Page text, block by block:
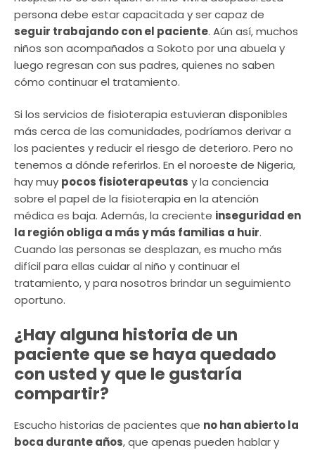
persona debe estar capacitada y ser capaz de
seguir trabajando con el paciente. Aún así, muchos
niños son acompañados a Sokoto por una abuela y
luego regresan con sus padres, quienes no saben
cómo continuar el tratamiento.
Si los servicios de fisioterapia estuvieran disponibles
más cerca de las comunidades, podríamos derivar a
los pacientes y reducir el riesgo de deterioro. Pero no
tenemos a dónde referirlos. En el noroeste de Nigeria,
hay muy pocos fisioterapeutas y la conciencia
sobre el papel de la fisioterapia en la atención
médica es baja. Además, la creciente inseguridad en
la región obliga a más y más familias a huir.
Cuando las personas se desplazan, es mucho más
difícil para ellas cuidar al niño y continuar el
tratamiento, y para nosotros brindar un seguimiento
oportuno.
¿Hay alguna historia de un
paciente que se haya quedado
con usted y que le gustaría
compartir?
Escucho historias de pacientes que no han abierto la
boca durante años, que apenas pueden hablar y